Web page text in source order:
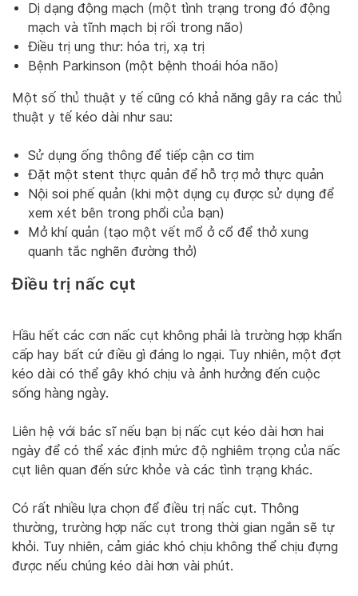
Dị dạng động mạch (một tình trạng trong đó động
mạch và tĩnh mạch bị rối trong não)
Điều trị ung thư: hóa trị, xạ trị
Bệnh Parkinson (một bệnh thoái hóa não)
Một số thủ thuật y tế cũng có khả năng gây ra các thủ
thuật y tế kéo dài như sau:
Sử dụng ống thông để tiếp cận cơ tim
Đặt một stent thực quản để hỗ trợ mở thực quản
Nội soi phế quản (khi một dụng cụ được sử dụng để
xem xét bên trong phổi của bạn)
Mở khí quản (tạo một vết mổ ở cổ để thở xung
quanh tắc nghẽn đường thở)
Điều trị nấc cụt
Hầu hết các cơn nấc cụt không phải là trường hợp khẩn
cấp hay bất cứ điều gì đáng lo ngại. Tuy nhiên, một đợt
kéo dài có thể gây khó chịu và ảnh hưởng đến cuộc
sống hàng ngày.
Liên hệ với bác sĩ nếu bạn bị nấc cụt kéo dài hơn hai
ngày để có thể xác định mức độ nghiêm trọng của nấc
cụt liên quan đến sức khỏe và các tình trạng khác.
Có rất nhiều lựa chọn để điều trị nấc cụt. Thông
thường, trường hợp nấc cụt trong thời gian ngắn sẽ tự
khỏi. Tuy nhiên, cảm giác khó chịu không thể chịu đựng
được nếu chúng kéo dài hơn vài phút.